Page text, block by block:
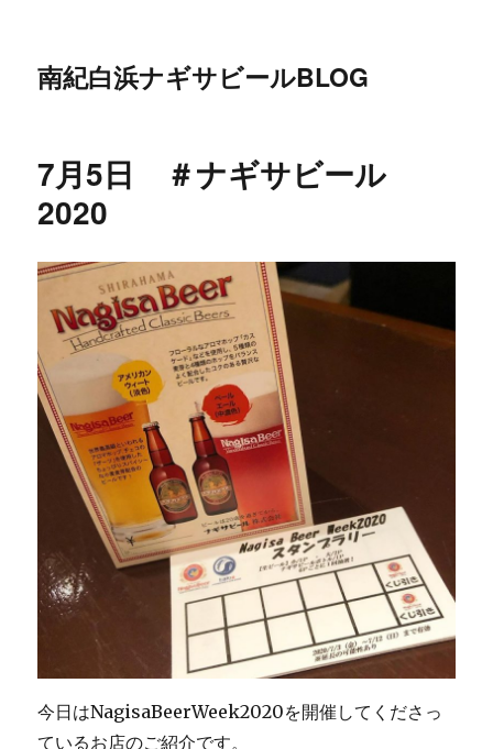
南紀白浜ナギサビールBLOG
7月5日 ＃ナギサビール
2020
今日はNagisaBeerWeek2020を開催してくださっ
ているお店のご紹介です。